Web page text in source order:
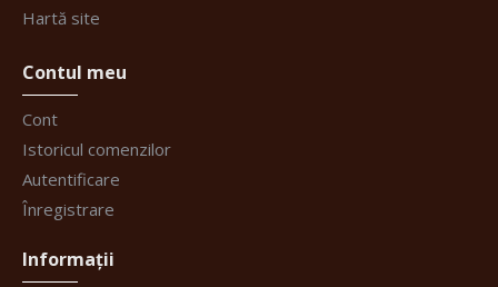
Hartă site
Contul meu
Cont
Istoricul comenzilor
Autentificare
Înregistrare
Informații